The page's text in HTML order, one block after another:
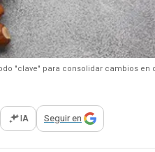
"clave" para consolidar cambios en
opciones para compartir
IA Seguir en